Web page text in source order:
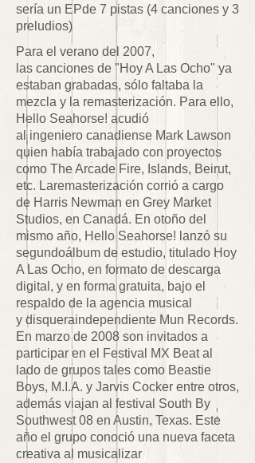
sería un EPde 7 pistas (4 canciones y 3
preludios)
Para el verano del 2007,
las canciones de "Hoy A Las Ocho" ya
estaban grabadas, sólo faltaba la
mezcla y la remasterización. Para ello,
Hello Seahorse! acudió
al ingeniero canadiense Mark Lawson
quien había trabajado con proyectos
como The Arcade Fire, Islands, Beirut,
etc. Laremasterización corrió a cargo
de Harris Newman en Grey Market
Studios, en Canadá. En otoño del
mismo año, Hello Seahorse! lanzó su
segundoálbum de estudio, titulado Hoy
A Las Ocho, en formato de descarga
digital, y en forma gratuita, bajo el
respaldo de la agencia musical
y disqueraindependiente Mun Records.
En marzo de 2008 son invitados a
participar en el Festival MX Beat al
lado de grupos tales como Beastie
Boys, M.I.A. y Jarvis Cocker entre otros,
además viajan al festival South By
Southwest 08 en Austin, Texas. Este
año el grupo conoció una nueva faceta
creativa al musicalizar